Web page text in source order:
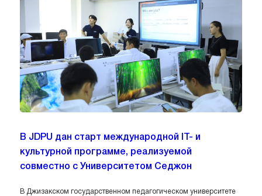
В JDPU дан старт международной IT- и
культурной программе, реализуемой
совместно с Университетом Седжон
В Джизакском государственном педагогическом университете